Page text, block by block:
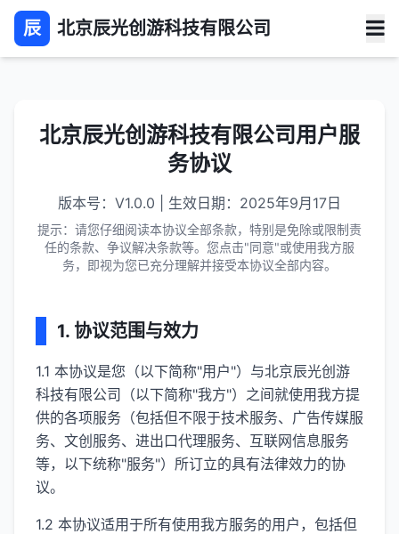
辰 北京辰光创游科技有限公司
北京辰光创游科技有限公司用户服
务协议
版本号：V1.0.0 | 生效日期：2025年9月17日
提示：请您仔细阅读本协议全部条款，特别是免除或限制责
任的条款、争议解决条款等。您点击"同意"或使用我方服
务，即视为您已充分理解并接受本协议全部内容。
1. 协议范围与效力
1.1 本协议是您（以下简称"用户"）与北京辰光创游
科技有限公司
（以下简称"我方"）之间就使用我方提
供的各项服务（包括但不限于技术服务、广告传媒服
务、文创服务、进出口代理服务、互联网信息服务
等，以下统称"服务"）所订立的具有法律效力的协
议。
1.2 本协议适用于所有使用我方服务的用户，包括但